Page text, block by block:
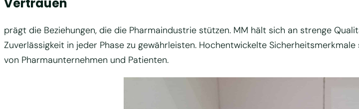
Vertrauen
prägt die Beziehungen, die die Pharmaindustrie stützen. MM hält sich an strenge
Zuverlässigkeit in jeder Phase zu gewährleisten. Hochentwickelte
von Pharmaunternehmen und Patienten.